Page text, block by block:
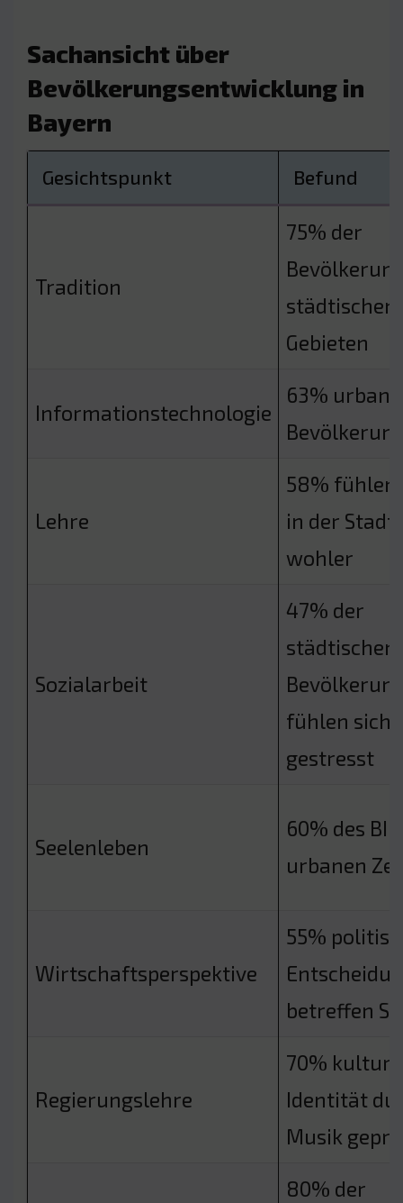
Sachansicht über
Bevölkerungsentwicklung in
Bayern
Gesichtspunkt Befund
Tradition
75% der
städtischen
Gebieten
Informationstechnologie
63%
Lehre
58% fühlen
in der Stadt
wohler
Sozialarbeit
47% der
städtischen
fühlen sich
gestresst
Seelenleben
60% des
urbanen
Wirtschaftsperspektive
55%
betreffen
Regierungslehre
70%
Identität
Musik
80% der